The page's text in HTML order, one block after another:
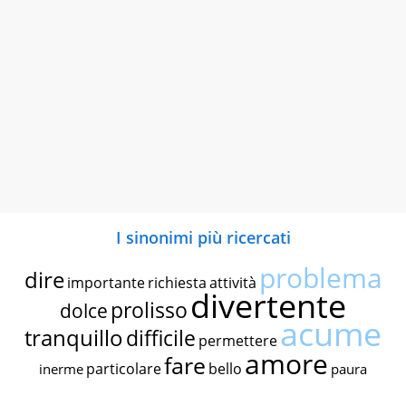
I sinonimi più ricercati
dire importante richiestaattività problema
dolce prolissodivertente
tranquillodifficile permettereacume
inerme particolarefare bello amore paura